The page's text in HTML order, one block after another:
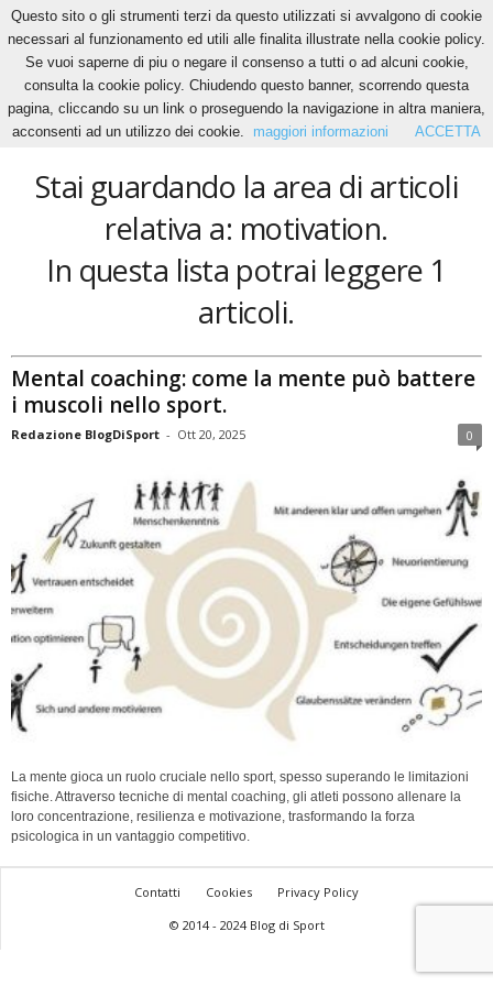
Home Tags Motivation
motivation
Stai guardando la area di articoli
relativa a: motivation.
In questa lista potrai leggere 1
articoli.
Mental coaching: come la mente può battere
i muscoli nello sport.
Redazione BlogDiSport - Ott 20, 2025 0
La mente gioca un ruolo cruciale nello sport, spesso superando le limitazioni
fisiche. Attraverso tecniche di mental coaching, gli atleti possono allenare la
loro concentrazione, resilienza e motivazione, trasformando la forza
psicologica in un vantaggio competitivo.
Contatti Cookies
Privacy Policy
© 2014 - 2024 Blog di Sport
Questo sito o gli strumenti terzi da questo utilizzati si avvalgono di cookie
necessari al funzionamento ed utili alle finalita illustrate nella cookie policy.
Se vuoi saperne di piu o negare il consenso a tutti o ad alcuni cookie,
consulta la cookie policy. Chiudendo questo banner, scorrendo questa
pagina, cliccando su un link o proseguendo la navigazione in altra maniera,
acconsenti ad un utilizzo dei cookie.
maggiori informazioni ACCETTA